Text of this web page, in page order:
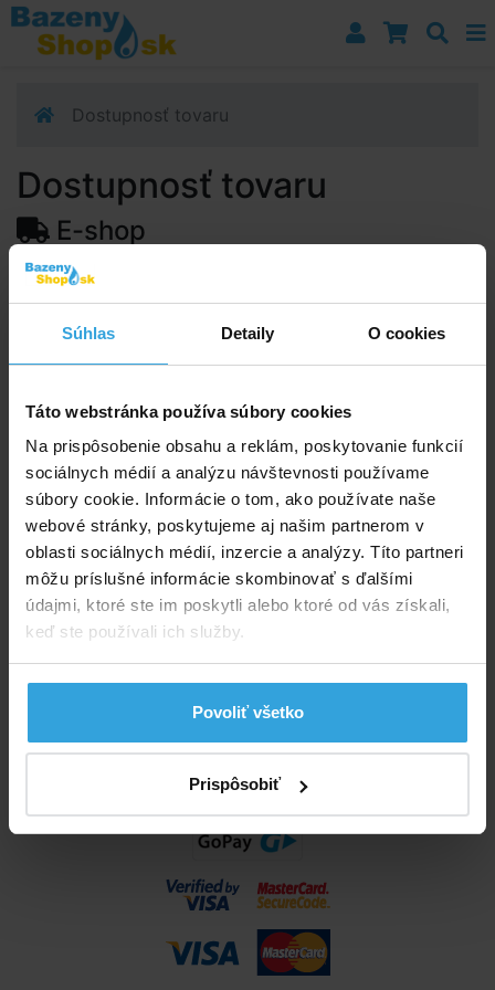
Súhlas Detaily O cookies
Táto webstránka používa súbory cookies
Na prispôsobenie obsahu a reklám, poskytovanie funkcií
sociálnych médií a analýzu návštevnosti používame
súbory cookie. Informácie o tom, ako používate naše
webové stránky, poskytujeme aj našim partnerom v
oblasti sociálnych médií, inzercie a analýzy. Títo partneri
môžu príslušné informácie skombinovať s ďalšími
údajmi, ktoré ste im poskytli alebo ktoré od vás získali,
keď ste používali ich služby.
Povoliť všetko
Prispôsobiť
Prejsť k navigácii
Prejsť na obsah
Prejsť k bočnému stĺpci
Dostupnosť tovaru
Dostupnosť tovaru
E-shop
Dostupnosť:
výdajné miesto:
12.08.2026
môže sa zmeniť.
Poradíme vám!
info@bazenyshop.sk
02 2057 0035
Telefónne číslo neslúži na objednaní tovaru
Všetko o nákupe
Obchodné podmienky
Možnosti dopravy a platby
Reklamácie
Odstúpenie od zmluvy